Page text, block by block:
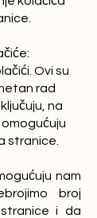
Ovi su
rad
na
omogućuju
stranice.
nam
broj
i da